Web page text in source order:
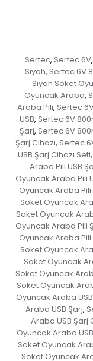
Sertec, Sertec 6V,
Siyah, Sertec 6V
Siyah Soket
Oyuncak Araba,
Araba Pili, Sertec
USB, Sertec 6V
Şarj, Sertec 6V
Şarj Cihazı, Sertec
USB Şarj Cihazı Seti,
Araba Pili USB
Oyuncak Araba Pili
Oyuncak Araba Pili
Soket Oyuncak
Soket Oyuncak
Oyuncak Araba Pili
Oyuncak Araba Pili
Soket Oyuncak
Soket Oyuncak
Soket Oyuncak
Soket Oyuncak
Oyuncak Araba USB
Araba USB Şarj,
Araba USB Şarj
Oyuncak Araba
Soket Oyuncak
Soket Oyuncak